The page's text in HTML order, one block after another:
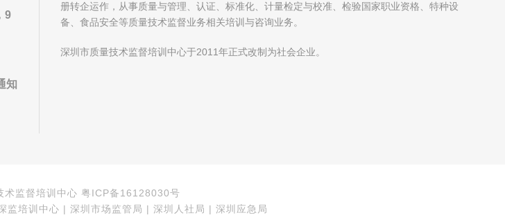
9
知
册转企运作，从事质量与管理、认证、标准化、计量检定与校准、检验国家职业资格、特种设
备、食品安全等质量技术监督业务相关培训与咨询业务。
深圳市质量技术监督培训中心于2011年正式改制为社会企业。
术监督培训中心 粤ICP备16128030号
监培训中心 | 深圳市场监管局 | 深圳人社局 | 深圳应急局